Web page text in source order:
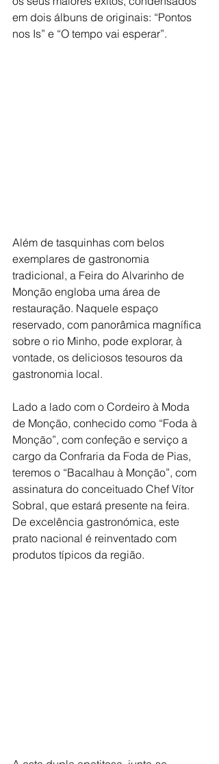
em dois álbuns de originais: “Pontos
nos Is” e “O tempo vai esperar”.
Além de tasquinhas com belos
exemplares de gastronomia
tradicional, a Feira do Alvarinho de
Monção engloba uma área de
restauração. Naquele espaço
reservado, com panorâmica magnífica
sobre o rio Minho, pode explorar, à
vontade, os deliciosos tesouros da
gastronomia local.
Lado a lado com o Cordeiro à Moda
de Monção, conhecido como “Foda à
Monção”, com confeção e serviço a
cargo da Confraria da Foda de Pias,
teremos o “Bacalhau à Monção”, com
assinatura do conceituado Chef Vítor
Sobral, que estará presente na feira.
De excelência gastronómica, este
prato nacional é reinventado com
produtos típicos da região.